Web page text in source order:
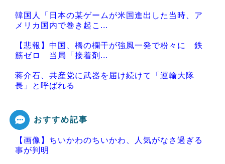
韓国人「日本の某ゲームが米国進出した当時、ア
メリカ国内で巻き起こ...
【悲報】中国、橋の欄干が強風一発で粉々に 鉄
筋ゼロ 当局「接着剤...
蒋介石、共産党に武器を届け続けて「運輸大隊
長」と呼ばれる
Powered by livedoor 相互RSS
おすすめ記事
【画像】ちいかわのちいかわ、人気がなさ過ぎる
事が判明